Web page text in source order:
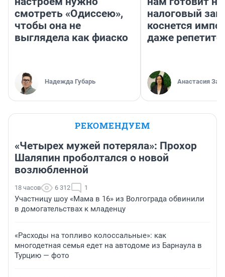
смотреть «Одиссею»,
чтобы она не
выглядела как фиаско
Надежда Губарь
налоговый
коснется
даже
Анастасия
РЕКОМЕНДУЕМ
«Четырех мужей потеряла»: Прохор
Шаляпин проболтался о новой
возлюбленной
18 часов 6 312 1
Участницу шоу «Мама в 16» из Волгограда обвинили
в домогательствах к младенцу
«Расходы на топливо колоссальные»: как
многодетная семья едет на автодоме из Барнаула в
Турцию — фото